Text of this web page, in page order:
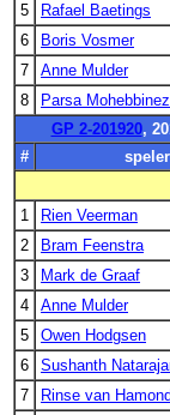
5
Rafael Baetings
6
Boris Vosmer
7
Anne Mulder
8
Parsa
GP 2-201920,
#
speler
1
Rien Veerman
2
Bram Feenstra
3
Mark de Graaf
4
Anne Mulder
5
Owen Hodgsen
6
Sushanth
7
Rinse van Hamond